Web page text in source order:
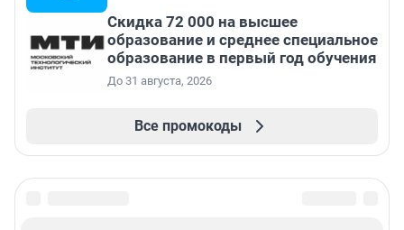
Скидка 72 000 на высшее
образование и среднее специальное
образование в первый год обучения
До 31 августа, 2026
Все промокоды